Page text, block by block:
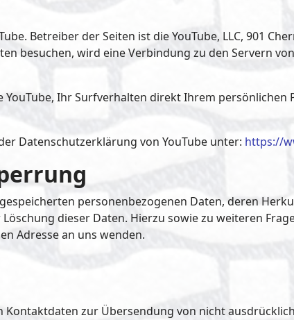
Betreiber der Seiten ist die YouTube, LLC, 901
besuchen, wird eine Verbindung zu den Servern
Ihr Surfverhalten direkt Ihrem persönlichen
Datenschutzerklärung von YouTube unter: https://
personenbezogenen Daten, deren
dieser Daten. Hierzu sowie zu weiteren
Adresse an uns wenden.
zur Übersendung von nicht